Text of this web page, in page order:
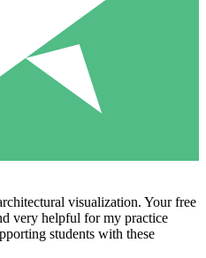
visualization. Your free
very helpful for my practice
students with these